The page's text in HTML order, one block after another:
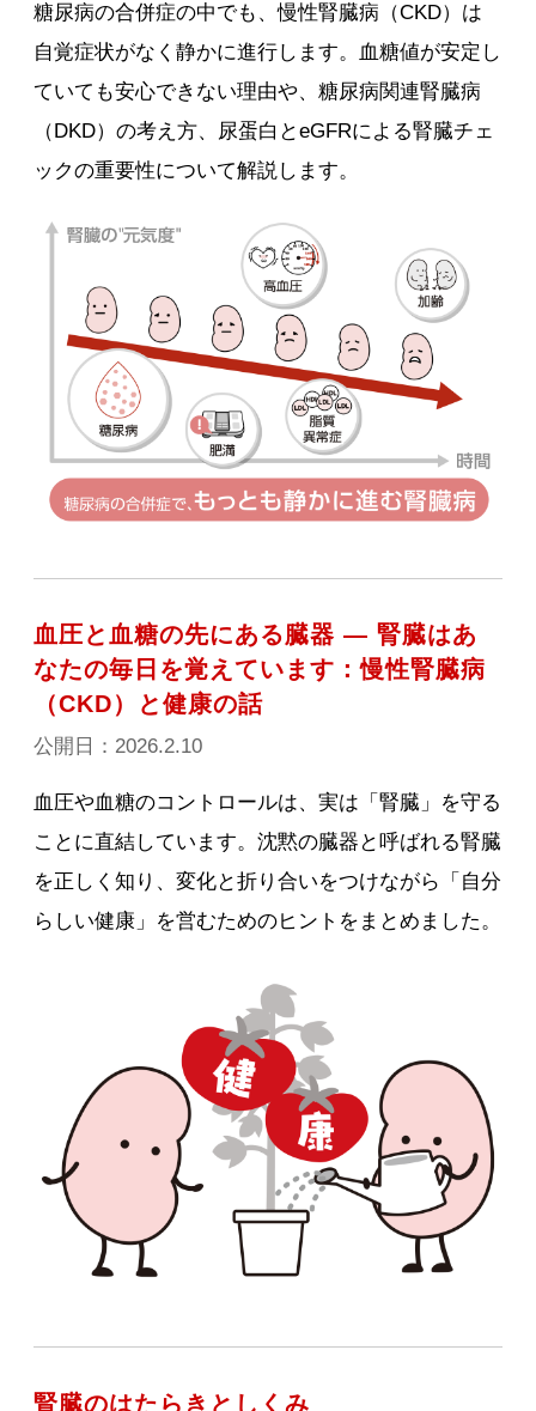
糖尿病の合併症の中でも、慢性腎臓病（CKD）は
自覚症状がなく静かに進行します。血糖値が安定し
ていても安心できない理由や、糖尿病関連腎臓病
（DKD）の考え方、尿蛋白とeGFRによる腎臓チェ
ックの重要性について解説します。
血圧と血糖の先にある臓器 ― 腎臓はあ
なたの毎日を覚えています：慢性腎臓病
（CKD）と健康の話
公開日：2026.2.10
血圧や血糖のコントロールは、実は「腎臓」を守る
ことに直結しています。沈黙の臓器と呼ばれる腎臓
を正しく知り、変化と折り合いをつけながら「自分
らしい健康」を営むためのヒントをまとめました。
腎臓のはたらきとしくみ